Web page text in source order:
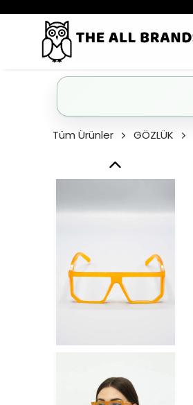
Tüm Ürünler GÖZLÜK